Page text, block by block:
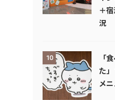
＋
況
10
「
た
メ